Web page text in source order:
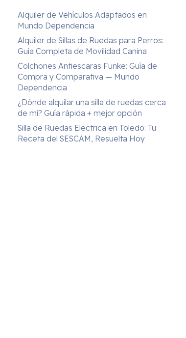
Alquiler de Vehículos Adaptados en
Mundo Dependencia
Alquiler de Sillas de Ruedas para Perros:
Guía Completa de Movilidad Canina
Colchones Antiescaras Funke: Guía de
Compra y Comparativa — Mundo
Dependencia
¿Dónde alquilar una silla de ruedas cerca
de mí? Guía rápida + mejor opción
Silla de Ruedas Electrica en Toledo: Tu
Receta del SESCAM, Resuelta Hoy